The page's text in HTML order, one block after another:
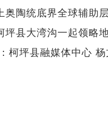
奥陶统底界全球辅助
坪县大湾沟一起领略
坪县融媒体中心 杨